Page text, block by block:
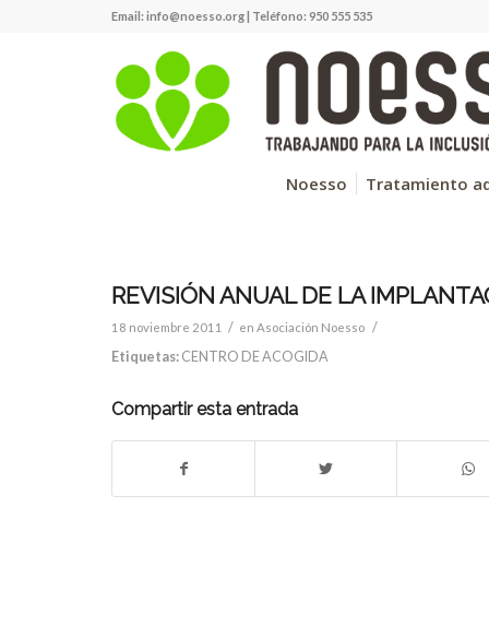
Email: info@noesso.org| Teléfono: 950 555 535
Noesso Tratamiento
REVISIÓN ANUAL DE LA
18 noviembre 2011 / en Asociación Noesso /
Etiquetas: CENTRO DE ACOGIDA
Compartir esta entrada